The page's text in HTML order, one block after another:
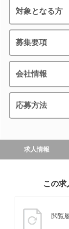
対象となる方
募集要項
会社情報
応募方法
求人情報
この求
閲覧